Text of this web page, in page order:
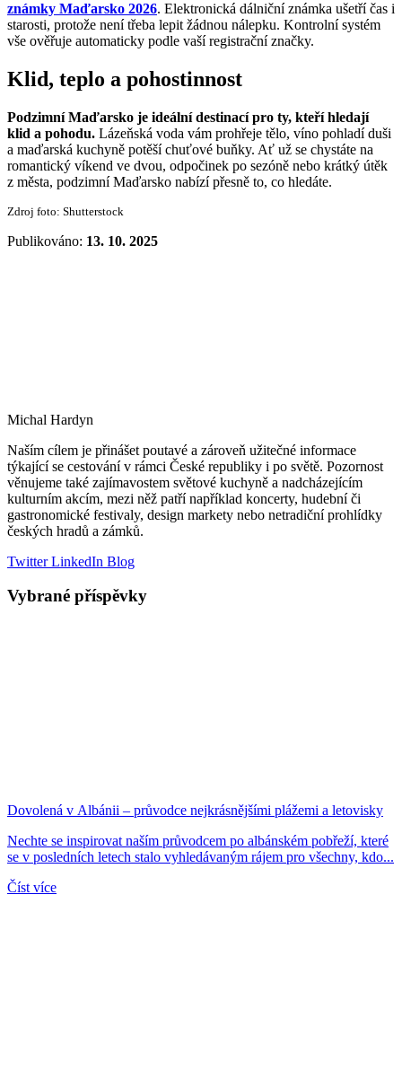
známky Maďarsko 2026. Elektronická dálniční známka ušetří čas i
starosti, protože není třeba lepit žádnou nálepku. Kontrolní systém
vše ověřuje automaticky podle vaší registrační značky.
Klid, teplo a pohostinnost
Podzimní Maďarsko je ideální destinací pro ty, kteří hledají
klid a pohodu. Lázeňská voda vám prohřeje tělo, víno pohladí duši
a maďarská kuchyně potěší chuťové buňky. Ať už se chystáte na
romantický víkend ve dvou, odpočinek po sezóně nebo krátký útěk
z města, podzimní Maďarsko nabízí přesně to, co hledáte.
Zdroj foto: Shutterstock
Publikováno: 13. 10. 2025
Michal Hardyn
Naším cílem je přinášet poutavé a zároveň užitečné informace
týkající se cestování v rámci České republiky i po světě. Pozornost
věnujeme také zajímavostem světové kuchyně a nadcházejícím
kulturním akcím, mezi něž patří například koncerty, hudební či
gastronomické festivaly, design markety nebo netradiční prohlídky
českých hradů a zámků.
TwitterLinkedIn Blog
Vybrané příspěvky
Dovolená v Albánii – průvodce nejkrásnějšími plážemi a letovisky
Nechte se inspirovat naším průvodcem po albánském pobřeží, které
se v posledních letech stalo vyhledávaným rájem pro všechny, kdo...
Číst více